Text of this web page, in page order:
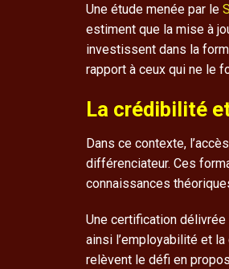
Une étude menée par le
estiment que la mise à
investissent dans la
rapport à ceux qui ne le
La crédibilité
Dans ce contexte,
différenciateur. Ces
connaissances
Une certification
ainsi l’employabilité et
relèvent le défi en